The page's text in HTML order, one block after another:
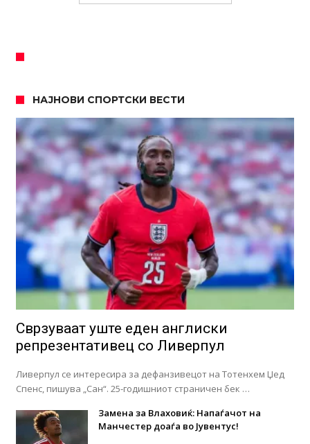
НАЈНОВИ СПОРТСКИ ВЕСТИ
Сврзуваат уште еден англиски
репрезентативец со Ливерпул
Ливерпул се интересира за дефанзивецот на Тотенхем Џед
Спенс, пишува „Сан“. 25-годишниот страничен бек …
Замена за Влаховиќ: Напаѓачот на
Манчестер доаѓа во Јувентус!